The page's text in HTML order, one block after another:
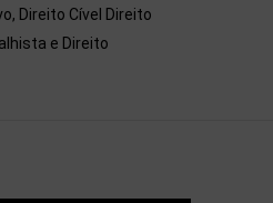
Direito Cível Direito
e Direito